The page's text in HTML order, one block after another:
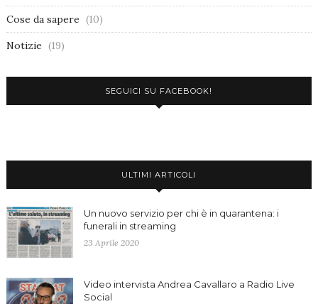
Cose da sapere (10)
Notizie (19)
SEGUICI SU FACEBOOK!
ULTIMI ARTICOLI
Un nuovo servizio per chi è in quarantena: i
funerali in streaming
23 Aprile 2020
Video intervista Andrea Cavallaro a Radio Live
Social